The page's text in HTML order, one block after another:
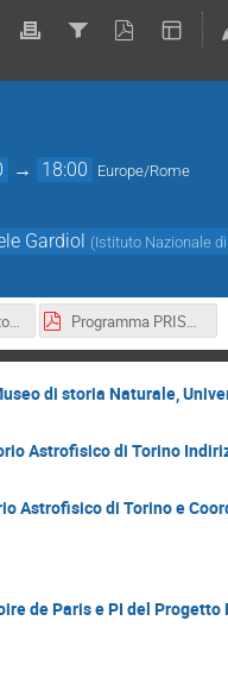
→ 18:00 Europe/Rome
Gardiol (Istituto Nazionale
PRISMADay_FotoDiGruppo.jpg Programma PRISMA Day.pdf
di storia Naturale,
Astrofisico di Torino
Astrofisico di Torino e
de Paris e PI del